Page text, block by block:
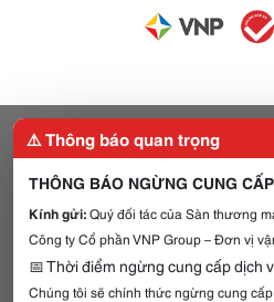
⚠️ Thông báo quan trọng
THÔNG BÁO NGỪNG CUNG
Kính gửi:Quý đối tác của Sàn thương
Công ty Cổ phần VNP Group – Đơn vị
📅 Thời điểm ngừng cung cấp dịch
Chúng tôi sẽ chính thức ngừng cung